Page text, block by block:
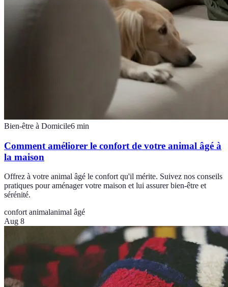
Bien-être à Domicile6 min
Comment améliorer le confort de votre animal âgé à
la maison
Offrez à votre animal âgé le confort qu'il mérite. Suivez nos conseils
pratiques pour aménager votre maison et lui assurer bien-être et
sérénité.
confort animalanimal âgé
Aug 8